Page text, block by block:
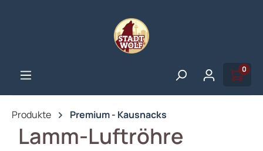
0
Produkte Premium - Kausnacks
Lamm-Luftröhre